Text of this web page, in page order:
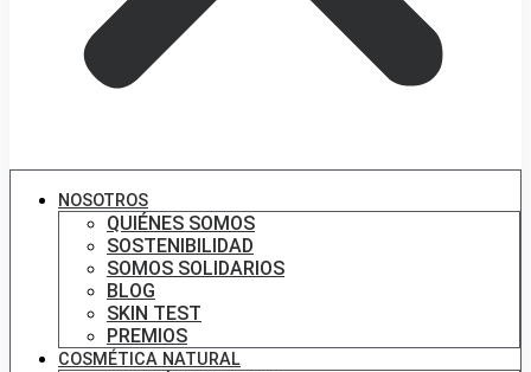
NOSOTROS
QUIÉNES SOMOS
SOSTENIBILIDAD
SOMOS SOLIDARIOS
BLOG
SKIN TEST
PREMIOS
COSMÉTICA NATURAL